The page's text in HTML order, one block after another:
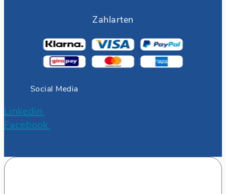
Zahlarten
Social Media
Linkedin
Facebook